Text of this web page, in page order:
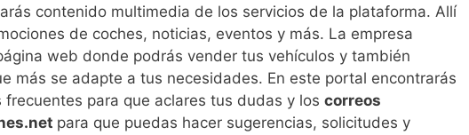
contenido multimedia de los servicios de la plataforma. Allí
de coches, noticias, eventos y más. La empresa
web donde podrás vender tus vehículos y también
más se adapte a tus necesidades. En este portal encontrarás
frecuentes para que aclares tus dudas y los correos
para que puedas hacer sugerencias, solicitudes y